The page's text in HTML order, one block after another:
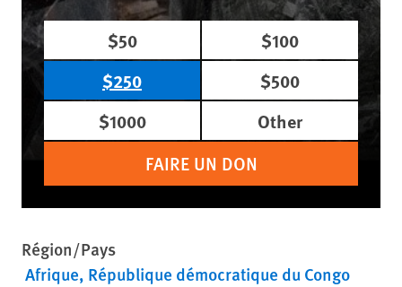
$50
$100
$250
$500
$1000
Other
FAIRE UN DON
Région/Pays
Afrique République démocratique du Congo